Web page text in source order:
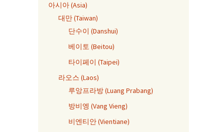
아시아 (Asia)
대만 (Taiwan)
단수이 (Danshui)
베이토 (Beitou)
타이페이 (Taipei)
라오스 (Laos)
루앙프라방 (Luang Prabang)
방비엥 (Vang Vieng)
비엔티안 (Vientiane)